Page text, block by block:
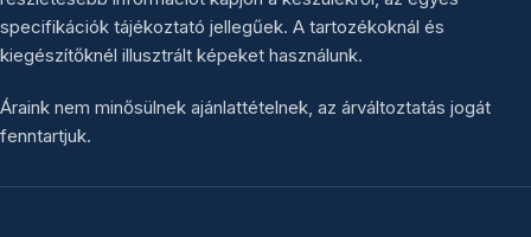
specifikációk tájékoztató jellegűek. A tartozékoknál és
kiegészítőknél illusztrált képeket használunk.
Áraink nem minősülnek ajánlattételnek, az árváltoztatás jogát
fenntartjuk.